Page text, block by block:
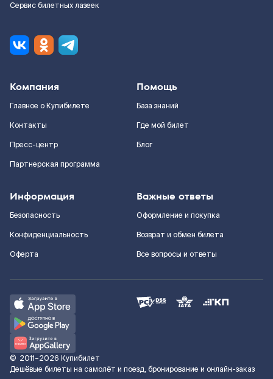
Сервис билетных лазеек
Компания
Главное о Купибилете
Контакты
Пресс-центр
Партнерская программа
Помощь
База знаний
Где мой билет
Блог
Информация
Безопасность
Конфиденциальность
Оферта
Важные ответы
Оформление и покупка
Возврат и обмен билета
Все вопросы и ответы
© 2011–2026 Купибилет
Дешёвые билеты на самолёт и поезд, бронирование и онлайн-заказ